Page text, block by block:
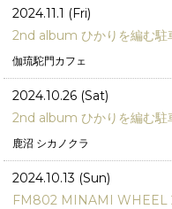
2024.11.1 (Fri)
2nd album ひかりを編む
伽琉駝門カフェ
2024.10.26 (Sat)
2nd album ひかりを編む
鹿沼 シカノクラ
2024.10.13 (Sun)
FM802 MINAMI WHEEL